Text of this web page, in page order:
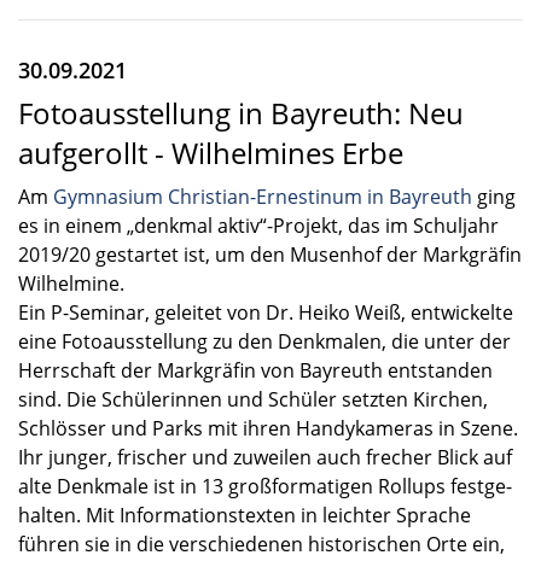
30.09.2021
Fotoausstellung in Bayreuth: Neu
aufgerollt - Wilhelmines Erbe
Am Gymna­sium Christian-Ernestinum in Bayreuth ging
es in einem „denkmal aktiv“-Projekt, das im Schul­jahr
2019/20 gestar­tet ist, um den Musen­hof der Markgrä­fin
Wilhel­mine.
Ein P-Seminar, gelei­tet von Dr. Heiko Weiß, entwi­ckelte
eine Fotoaus­stel­lung zu den Denkma­len, die unter der
Herrschaft der Markgrä­fin von Bayreuth entstan­den
sind. Die Schüle­rin­nen und Schüler setzten Kirchen,
Schlös­ser und Parks mit ihren Handy­ka­me­ras in Szene.
Ihr junger, frischer und zuwei­len auch frecher Blick auf
alte Denkmale ist in 13 großfor­ma­ti­gen Rollups festge­
hal­ten. Mit Infor­ma­ti­ons­tex­ten in leich­ter Sprache
führen sie in die verschie­de­nen histo­ri­schen Orte ein,